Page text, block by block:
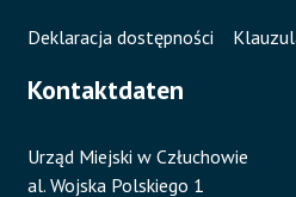
Deklaracja dostępności
Kontaktdaten
Urząd Miejski w Człuchowie
al. Wojska Polskiego 1